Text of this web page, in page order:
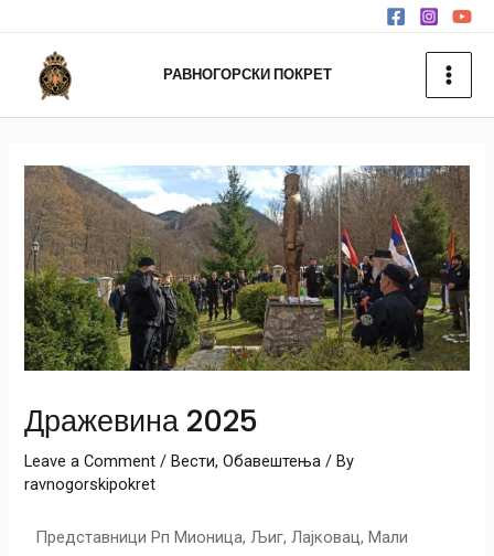
РАВНОГОРСКИ ПОКРЕТ
Дражевина 2025
Leave a Comment /Вести,Обавештења / By
ravnogorskipokret
Представници Рп Мионица, Љиг, Лајковац, Мали